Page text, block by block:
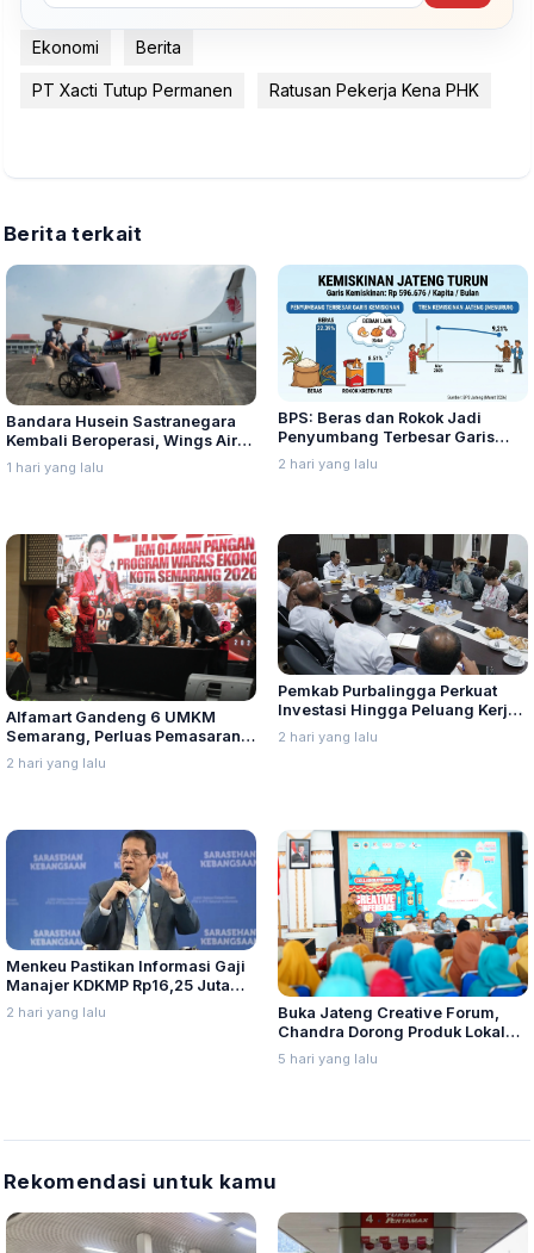
Ekonomi Berita
PT Xacti Tutup Permanen Ratusan Pekerja Kena PHK
Berita terkait
Bandara Husein Sastranegara
Kembali Beroperasi, Wings Air
Buka Rute Penerbangan
Bandung-Palembang
1 hari yang lalu
BPS: Beras dan Rokok Jadi
Penyumbang Terbesar Garis
Kemiskinan di Jateng
2 hari yang lalu
Alfamart Gandeng 6 UMKM
Semarang, Perluas Pemasaran
Produk Lokal
2 hari yang lalu
Pemkab Purbalingga Perkuat
Investasi Hingga Peluang Kerja
di Jepang
2 hari yang lalu
Menkeu Pastikan Informasi Gaji
Manajer KDKMP Rp16,25 Juta
Tidak Benar
2 hari yang lalu
Buka Jateng Creative Forum,
Chandra Dorong Produk Lokal
Pati Naik Kelas
5 hari yang lalu
Rekomendasi untuk kamu